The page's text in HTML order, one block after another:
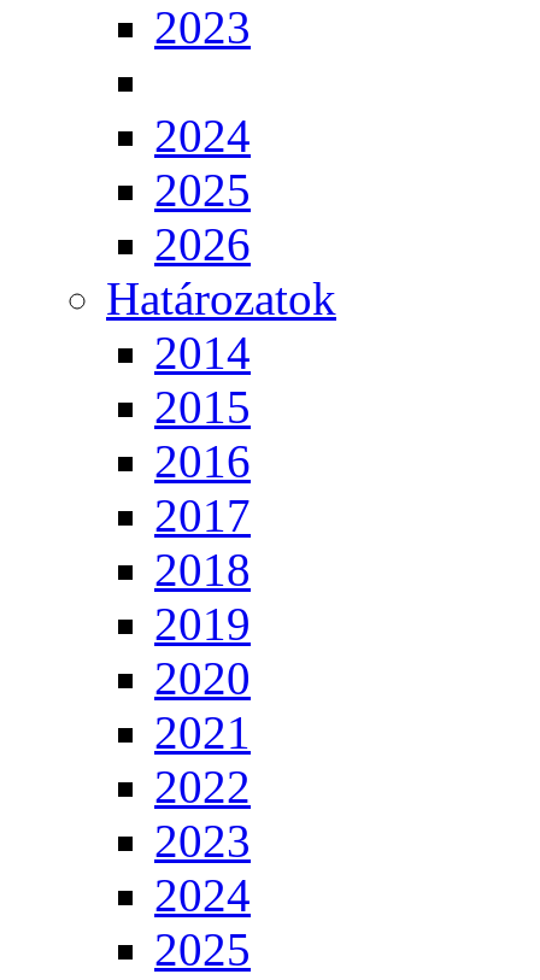
2023
2024
2025
2026
Határozatok
2014
2015
2016
2017
2018
2019
2020
2021
2022
2023
2024
2025